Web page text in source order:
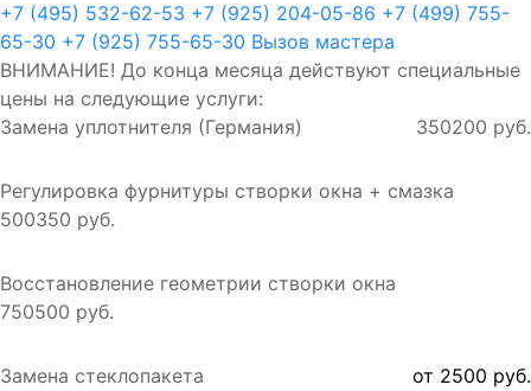
+7 (495) 532-62-53 +7 (925) 204-05-86 +7 (499) 755-
65-30 +7 (925) 755-65-30 Вызов мастера
ВНИМАНИЕ! До конца месяца действуют специальные
цены на следующие услуги:
Замена уплотнителя (Германия)
350200 руб.
Регулировка фурнитуры створки окна + смазка
500350 руб.
Восстановление геометрии створки окна
750500 руб.
Замена стеклопакета
от 2500 руб.